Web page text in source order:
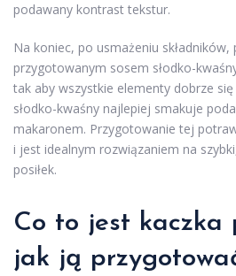
podawany kontrast tekstur.
Na koniec, po usmażeniu składników,
przygotowanym sosem słodko-
tak aby wszystkie elementy dobrze się
słodko-kwaśny najlepiej smakuje
makaronem. Przygotowanie tej
i jest idealnym rozwiązaniem na
posiłek.
Co to jest kaczka
jak ją